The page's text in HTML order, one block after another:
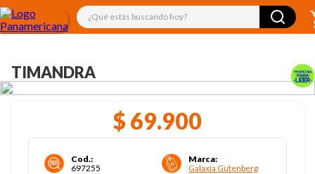
¿Qué estás buscando hoy?
TIMANDRA
$ 69.900
Cod.:
697255
Marca:
Galaxia Gutenberg